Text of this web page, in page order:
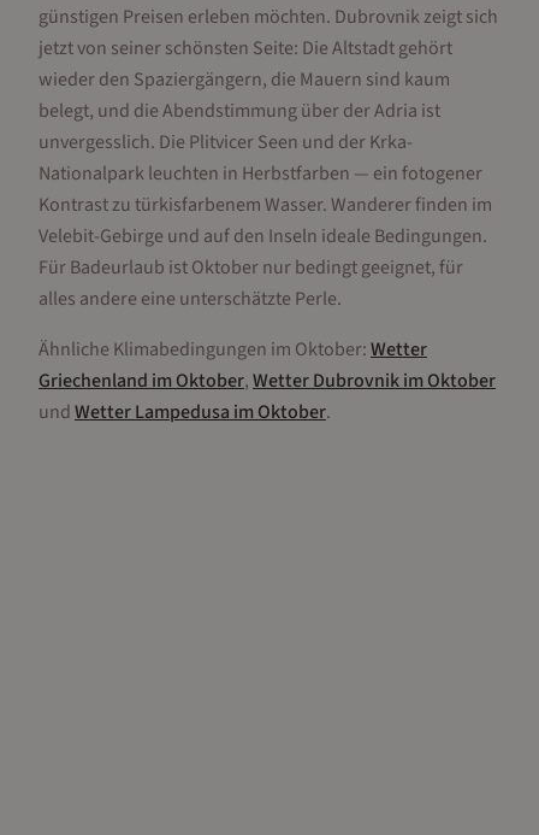
günstigen Preisen erleben möchten. Dubrovnik zeigt sich
jetzt von seiner schönsten Seite: Die Altstadt gehört
wieder den Spaziergängern, die Mauern sind kaum
belegt, und die Abendstimmung über der Adria ist
unvergesslich. Die Plitvicer Seen und der Krka-
Nationalpark leuchten in Herbstfarben — ein fotogener
Kontrast zu türkisfarbenem Wasser. Wanderer finden im
Velebit-Gebirge und auf den Inseln ideale Bedingungen.
Für Badeurlaub ist Oktober nur bedingt geeignet, für
alles andere eine unterschätzte Perle.
Ähnliche Klimabedingungen im Oktober:Wetter
Griechenland imOktober,WetterDubrovnikimOktober
undWetterLampedusa imOktober.